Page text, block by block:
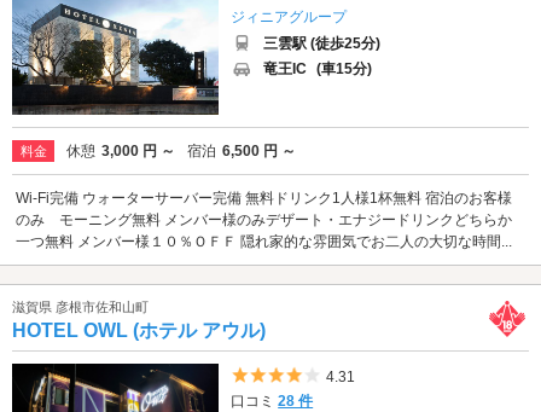
ジィニアグループ
三雲駅 (徒歩25分)
竜王IC (車15分)
料金 休憩 3,000 円 ～ 宿泊 6,500 円 ～
Wi-Fi完備 ウォーターサーバー完備 無料ドリンク1人様1杯無料 宿泊のお客様
のみ モーニング無料 メンバー様のみデザート・エナジードリンクどちらか
一つ無料 メンバー様１０％ＯＦＦ 隠れ家的な雰囲気でお二人の大切な時間...
滋賀県 彦根市佐和山町
HOTEL OWL (ホテル アウル)
5つ星のうち4
4.31
口コミ28 件